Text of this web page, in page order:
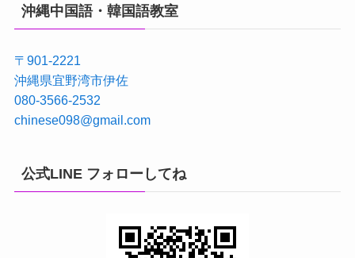
沖縄中国語・韓国語教室
〒901-2221
沖縄県宜野湾市伊佐
080-3566-2532
chinese098@gmail.com
公式LINE フォローしてね